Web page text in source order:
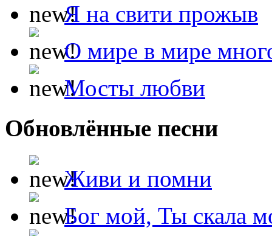
Я на свити прожыв
О мире в мире
Мосты любви
Обновлённые песни
Живи и помни
Бог мой, Ты скала